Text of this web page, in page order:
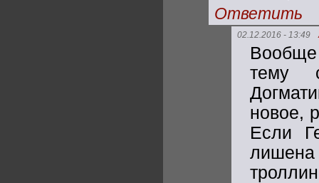
Ответить
02.12.2016 - 13:49
Вообще
тему
новое,
Если